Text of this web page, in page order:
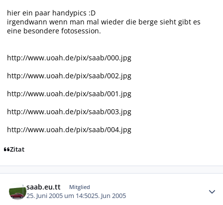
hier ein paar handypics :D
irgendwann wenn man mal wieder die berge sieht gibt es
eine besondere fotosession.
http://www.uoah.de/pix/saab/000.jpg
http://www.uoah.de/pix/saab/002.jpg
http://www.uoah.de/pix/saab/001.jpg
http://www.uoah.de/pix/saab/003.jpg
http://www.uoah.de/pix/saab/004.jpg
Zitat
saab.eu.tt Mitglied
25. Juni 2005 um 14:5025. Jun 2005